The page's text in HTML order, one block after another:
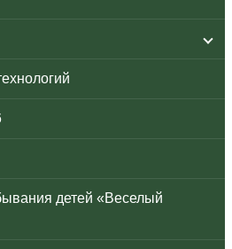
детей «Веселый